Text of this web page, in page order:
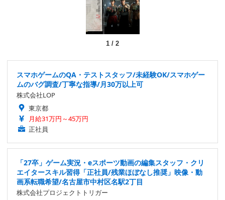
1/ 2
スマホゲームのQA・テストスタッフ/未経験OK/スマホゲー
ムのバグ調査/丁寧な指導/月30万以上可
株式会社LOP
東京都
月給31万円～45万円
正社員
「27卒」ゲーム実況・eスポーツ動画の編集スタッフ・クリ
エイタースキル習得「正社員/残業ほぼなし推奨」映像・動
画系転職希望/名古屋市中村区名駅2丁目
株式会社プロジェクトトリガー